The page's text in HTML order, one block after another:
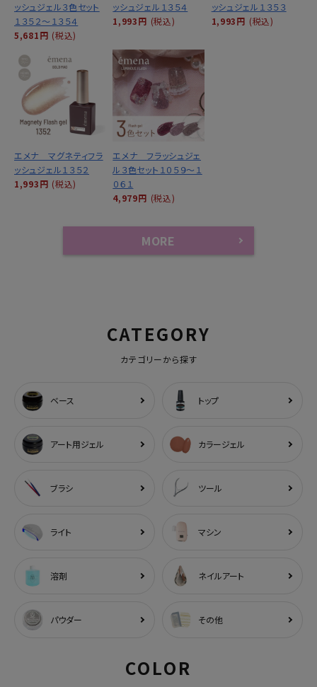
ッシュジェル３色セット
１３５２～１３５４
5,681円 (税込)
ッシュジェル１３５４
1,993円 (税込)
ッシュジェル１３５３
1,993円 (税込)
エメナ マグネティフラ
ッシュジェル１３５２
1,993円 (税込)
エメナ フラッシュジェ
ル３色セット１０５９～１
０６１
4,979円 (税込)
MORE
CATEGORY
カテゴリーから探す
ベース トップ
アート用ジェル カラージェル
ブラシ ツール
ライト マシン
溶剤 ネイルアート
パウダー その他
COLOR